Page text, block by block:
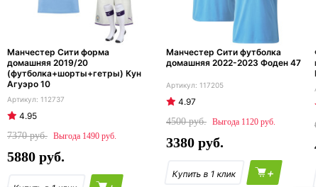
Манчестер Сити форма
домашняя 2019/20
(футболка+шорты+гетры) Кун
Агуэро 10
112737
4.95
7370
1490
5880
Манчестер Сити футболка
домашняя 2022-2023 Фоден 47
117205
4.97
4500
1120
3380
+